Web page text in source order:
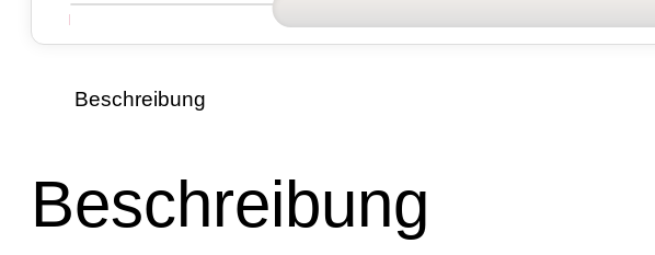
Beschreibung
Beschreibung